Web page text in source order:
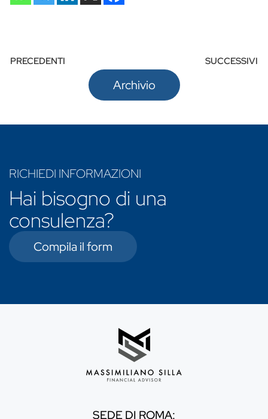
PRECEDENTI SUCCESSIVI
Archivio
RICHIEDI INFORMAZIONI
Hai bisogno di una
consulenza?
Compila il form
SEDE DI ROMA: